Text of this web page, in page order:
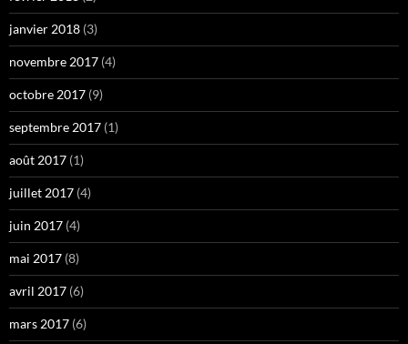
janvier 2018 (3)
novembre 2017 (4)
octobre 2017 (9)
septembre 2017 (1)
août 2017 (1)
juillet 2017 (4)
juin 2017 (4)
mai 2017 (8)
avril 2017 (6)
mars 2017 (6)